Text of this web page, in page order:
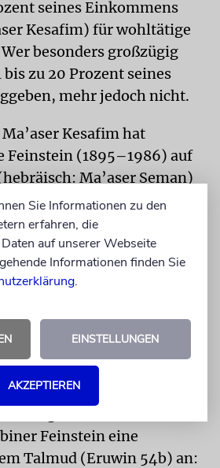
seines Einkommens
Kesafim) für wohltätige
besonders großzügig
zu 20 Prozent seines
mehr jedoch nicht.
Kesafim hat
Feinstein (1895–1986) auf
Ma’aser Seman)
Responsum (Igrot
Band IV, Nr. 26) hat
dass Toragelehrte
Studienzeit dazu
mit Schülern Tora zu
verkürzen. Er merkt an,
zu 20 Prozent der Zeit
Feinstein eine
Talmud (Eruwin 54b) an:
Sie Informationen zu den
erfahren, die
auf unserer Webseite
Informationen finden Sie
.
EINSTELLUNGEN
AKZEPTIEREN